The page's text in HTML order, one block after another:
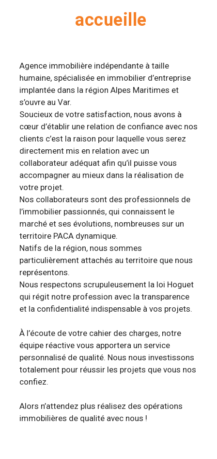
accueille
Agence immobilière indépendante à taille
humaine, spécialisée en immobilier d’entreprise
implantée dans la région Alpes Maritimes et
s’ouvre au Var.
Soucieux de votre satisfaction, nous avons à
cœur d’établir une relation de confiance avec nos
clients c’est la raison pour laquelle vous serez
directement mis en relation avec un
collaborateur adéquat afin qu’il puisse vous
accompagner au mieux dans la réalisation de
votre projet.
Nos collaborateurs sont des professionnels de
l’immobilier passionnés, qui connaissent le
marché et ses évolutions, nombreuses sur un
territoire PACA dynamique.
Natifs de la région, nous sommes
particulièrement attachés au territoire que nous
représentons.
Nous respectons scrupuleusement la loi Hoguet
qui régit notre profession avec la transparence
et la confidentialité indispensable à vos projets.
À l’écoute de votre cahier des charges, notre
équipe réactive vous apportera un service
personnalisé de qualité. Nous nous investissons
totalement pour réussir les projets que vous nos
confiez.
Alors n’attendez plus réalisez des opérations
immobilières de qualité avec nous !